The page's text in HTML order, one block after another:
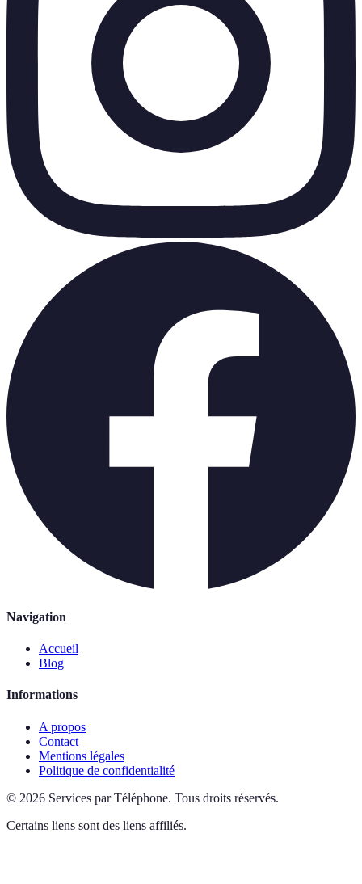
Navigation
Accueil
Blog
Informations
A propos
Contact
Mentions légales
Politique de confidentialité
© 2026 Services par Téléphone. Tous droits réservés.
Certains liens sont des liens affiliés.